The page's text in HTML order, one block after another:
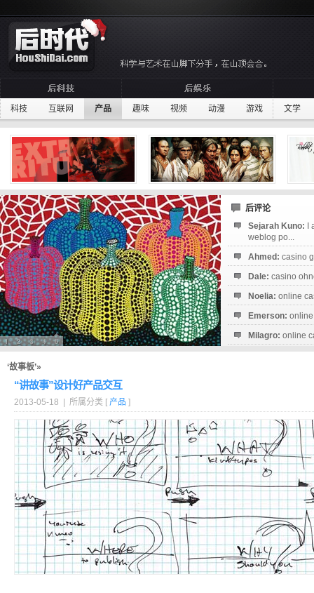
科技 互联网 产品 趣味 视频 动漫 游戏 文学
后评论
Sejarah Kuno:
weblog po...
Ahmed: casino
Dale: casino
Noelia: online
Emerson:
Milagro: online
‘故事板’»
“讲故事”设计好产品交互
2013-05-18 | 所属分类 [ 产品 ]